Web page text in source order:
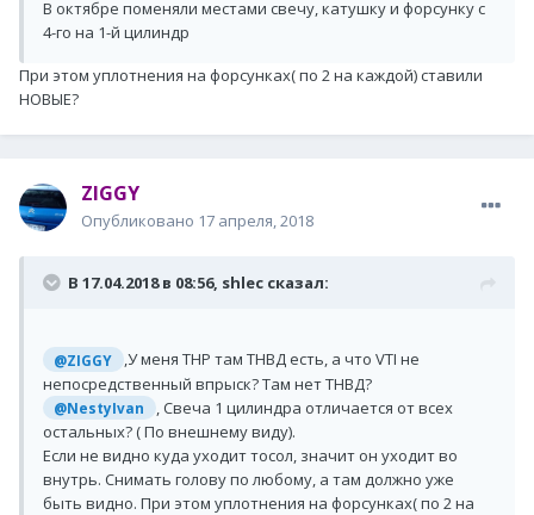
В октябре поменяли местами свечу, катушку и форсунку с
4-го на 1-й цилиндр
При этом уплотнения на форсунках( по 2 на каждой) ставили
НОВЫЕ?
ZIGGY
Опубликовано 17 апреля, 2018
В 17.04.2018 в 08:56, shlec сказал:
@ZIGGY
,У меня ТНР там ТНВД есть, а что VTI не
непосредственный впрыск? Там нет ТНВД?
@NestyIvan
, Свеча 1 цилиндра отличается от всех
остальных? ( По внешнему виду).
Если не видно куда уходит тосол, значит он уходит во
внутрь. Снимать голову по любому, а там должно уже
быть видно. При этом уплотнения на форсунках( по 2 на